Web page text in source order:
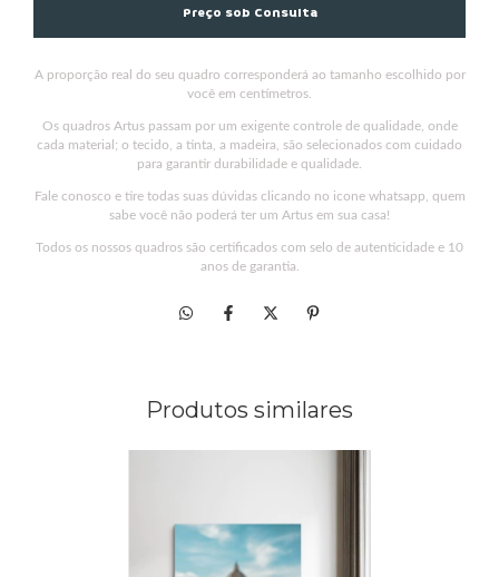
A proporção real do seu quadro corresponderá ao tamanho escolhido por
você em centímetros.
Os quadros Artus passam por um exigente controle de qualidade, onde
cada material; o tecido, a tinta, a madeira, são selecionados com cuidado
para garantir durabilidade e qualidade.
Fale conosco e tire todas suas dúvidas clicando no icone whatsapp, quem
sabe você não poderá ter um Artus em sua casa!
Todos os nossos quadros são certificados com selo de autenticidade e 10
anos de garantia.
Produtos similares